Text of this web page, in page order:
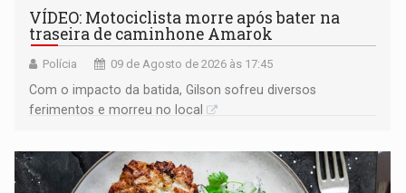
VÍDEO: Motociclista morre após bater na
traseira de caminhone Amarok
Polícia 09 de Agosto de 2026 às 17:45
​Com o impacto da batida, Gilson sofreu diversos
ferimentos e morreu no local